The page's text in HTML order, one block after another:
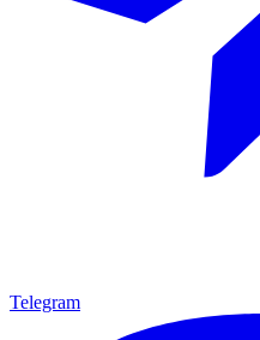
Telegram